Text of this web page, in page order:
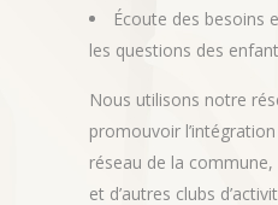
Écoute des besoins
les questions des
Nous utilisons notre
promouvoir
réseau de la
et d’autres clubs